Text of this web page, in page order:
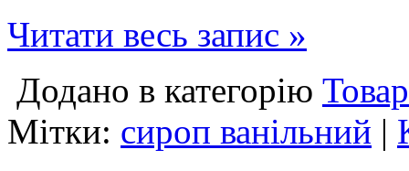
Читати весь запис »
Додано в категорію
Мітки: сироп ванільний |